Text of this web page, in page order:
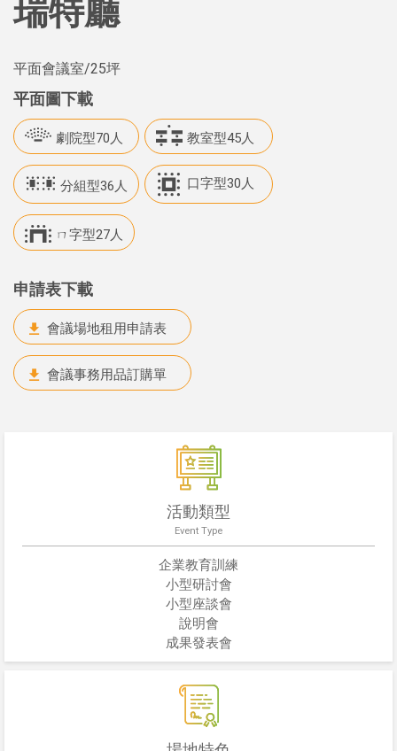
瑞特廳
平面會議室/25坪
平面圖下載
劇院型70人 教室型45人
分組型36人 口字型30人
ㄇ字型27人
申請表下載
會議場地租用申請表
會議事務用品訂購單
活動類型
Event Type
企業教育訓練
小型研討會
小型座談會
說明會
成果發表會